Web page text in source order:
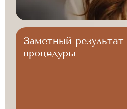
Заметный результат
процедуры